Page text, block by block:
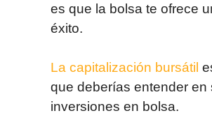
es que la bolsa te ofrece
éxito.
La capitalización bursátil
que deberías entender en
inversiones en bolsa.